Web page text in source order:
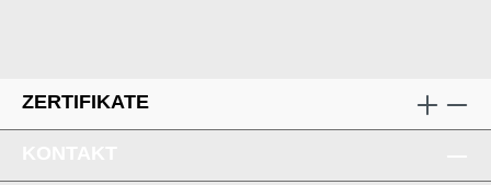
ZERTIFIKATE